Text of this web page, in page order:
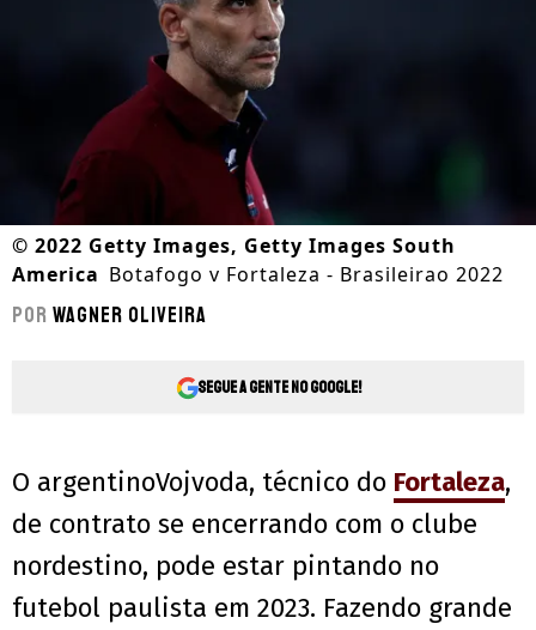
© 2022 Getty Images, Getty Images South
America Botafogo v Fortaleza - Brasileirao 2022
Por Wagner Oliveira
Segue a gente no Google!
O argentinoVojvoda, técnico do Fortaleza,
de contrato se encerrando com o clube
nordestino, pode estar pintando no
futebol paulista em 2023. Fazendo grande